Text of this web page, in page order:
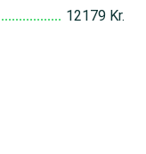
12179 Kr.